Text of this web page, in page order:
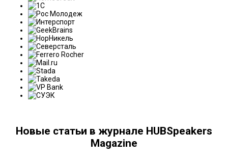
Новые статьи в журнале HUBSpeakers
Magazine